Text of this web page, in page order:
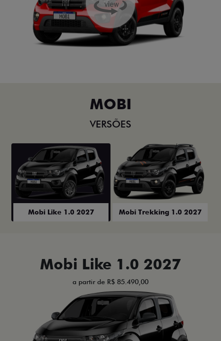
MOBI
VERSÕES
Mobi Like 1.0 2027 Mobi Trekking 1.0 2027
Mobi Like 1.0 2027
a partir de R$ 85.490,00